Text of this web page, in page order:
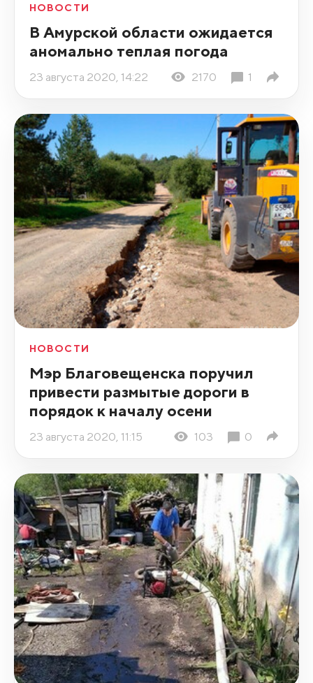
НОВОСТИ
В Амурской области ожидается
аномально теплая погода
23 августа 2020, 14:22 2170 1
НОВОСТИ
Мэр Благовещенска поручил
привести размытые дороги в
порядок к началу осени
23 августа 2020, 11:15 103 0